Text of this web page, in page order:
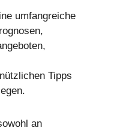
umfangreiche
Tipps
an